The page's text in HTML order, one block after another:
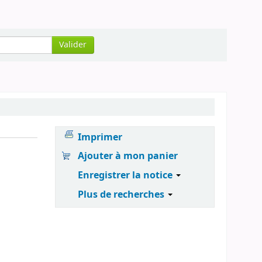
Valider
Imprimer
Ajouter à mon panier
Enregistrer la notice
Plus de recherches